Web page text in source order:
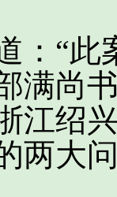
“此
满尚
江绍
两大